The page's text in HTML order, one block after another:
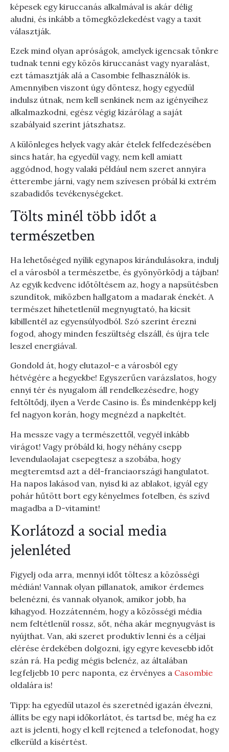
képesek egy kiruccanás alkalmával is akár délig
aludni, és inkább a tömegközlekedést vagy a taxit
választják.
Ezek mind olyan apróságok, amelyek igencsak tönkre
tudnak tenni egy közös kiruccanást vagy nyaralást,
ezt támasztják alá a Casombie felhasználók is.
Amennyiben viszont úgy döntesz, hogy egyedül
indulsz útnak, nem kell senkinek nem az igényeihez
alkalmazkodni, egész végig kizárólag a saját
szabályaid szerint játszhatsz.
A különleges helyek vagy akár ételek felfedezésében
sincs határ, ha egyedül vagy, nem kell amiatt
aggódnod, hogy valaki például nem szeret annyira
étterembe járni, vagy nem szívesen próbál ki extrém
szabadidős tevékenységeket.
Tölts minél több időt a
természetben
Ha lehetőséged nyílik egynapos kirándulásokra, indulj
el a városból a természetbe, és gyönyörködj a tájban!
Az egyik kedvenc időtöltésem az, hogy a napsütésben
szundítok, miközben hallgatom a madarak énekét. A
természet hihetetlenül megnyugtató, ha kicsit
kibillentél az egyensúlyodból. Szó szerint érezni
fogod, ahogy minden feszültség elszáll, és újra tele
leszel energiával.
Gondold át, hogy elutazol-e a városból egy
hétvégére a hegyekbe! Egyszerűen varázslatos, hogy
ennyi tér és nyugalom áll rendelkezésedre, hogy
feltöltődj, ilyen a Verde Casino is. És mindenképp kelj
fel nagyon korán, hogy megnézd a napkeltét.
Ha messze vagy a természettől, vegyél inkább
virágot! Vagy próbáld ki, hogy néhány csepp
levendulaolajat csepegtesz a szobába, hogy
megteremtsd azt a dél-franciaországi hangulatot.
Ha napos lakásod van, nyisd ki az ablakot, igyál egy
pohár hűtött bort egy kényelmes fotelben, és szívd
magadba a D-vitamint!
Korlátozd a social media
jelenléted
Figyelj oda arra, mennyi időt töltesz a közösségi
médián! Vannak olyan pillanatok, amikor érdemes
belenézni, és vannak olyanok, amikor jobb, ha
kihagyod. Hozzátenném, hogy a közösségi média
nem feltétlenül rossz, sőt, néha akár megnyugvást is
nyújthat. Van, aki szeret produktív lenni és a céljai
elérése érdekében dolgozni, így egyre kevesebb időt
szán rá. Ha pedig mégis belenéz, az általában
legfeljebb 10 perc naponta, ez érvényes a Casombie
oldalára is!
Tipp: ha egyedül utazol és szeretnéd igazán élvezni,
állíts be egy napi időkorlátot, és tartsd be, még ha ez
azt is jelenti, hogy el kell rejtened a telefonodat, hogy
elkerüld a kísértést.